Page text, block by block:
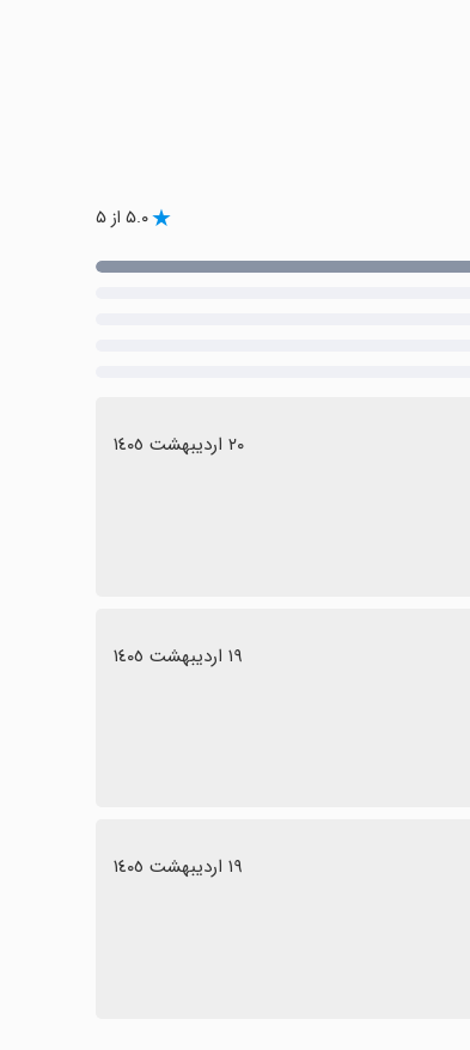
۵.۰ از ۵
٢٠ اردیبهشت ١٤٠٥
١٩ اردیبهشت ١٤٠٥
١٩ اردیبهشت ١٤٠٥